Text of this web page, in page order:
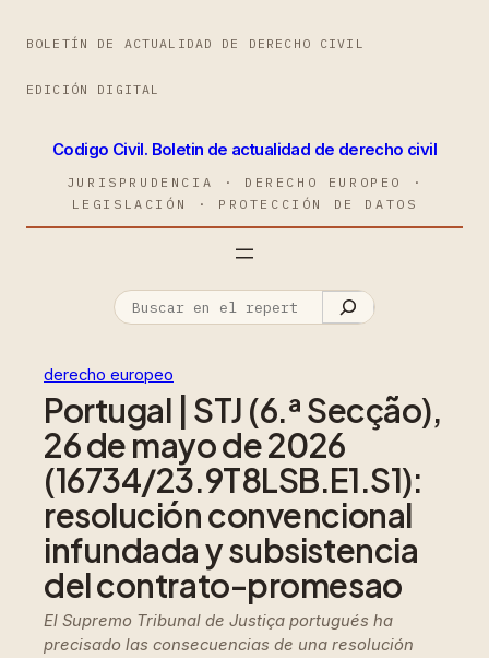
BOLETÍN DE ACTUALIDAD DE DERECHO CIVIL
EDICIÓN DIGITAL
Codigo Civil. Boletin de actualidad de derecho civil
JURISPRUDENCIA · DERECHO EUROPEO ·
LEGISLACIÓN · PROTECCIÓN DE DATOS
derecho europeo
Portugal | STJ (6.ª Secção),
26 de mayo de 2026
(16734/23.9T8LSB.E1.S1):
resolución convencional
infundada y subsistencia
del contrato-promesao
El Supremo Tribunal de Justiça portugués ha
precisado las consecuencias de una resolución